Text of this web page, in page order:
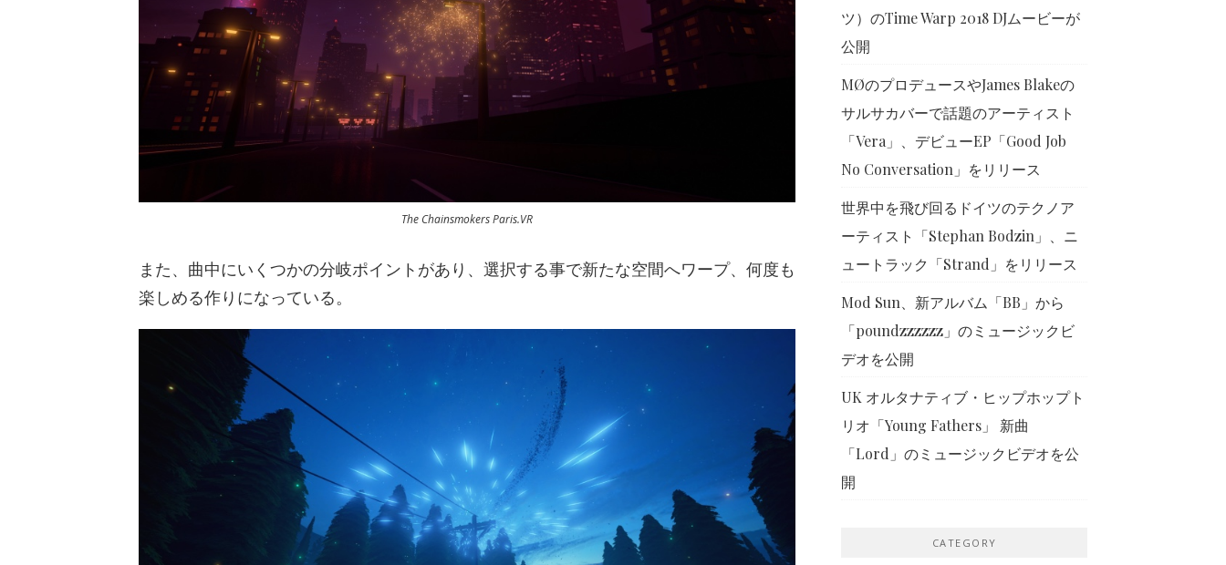
The Chainsmokers Paris.VR
また、曲中にいくつかの分岐ポイントがあり、選択する事で新たな空間へワープ、何度も
楽しめる作りになっている。
ツ）のTime Warp 2018 DJムービーが
公開
MØのプロデュースやJames Blakeの
サルサカバーで話題のアーティスト
「Vera」、デビューEP「Good Job
No Conversation」をリリース
世界中を飛び回るドイツのテクノア
ーティスト「Stephan Bodzin」、ニ
ュートラック「Strand」をリリース
Mod Sun、新アルバム「BB」から
「poundzzzzzz」のミュージックビ
デオを公開
UK オルタナティブ・ヒップホップト
リオ「Young Fathers」 新曲
「Lord」のミュージックビデオを公
開
CATEGORY